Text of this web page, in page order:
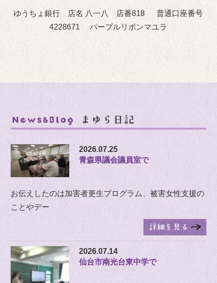
ゆうちょ銀行 店名 八一八 店番818 普通口座番号
4228671 パープルリボンマユラ
2026.07.25
青森県議会議員室で
お伝えしたのは加害者更生プログラム、被害女性支援の
ことやデー
2026.07.14
仙台市南光台東中学で